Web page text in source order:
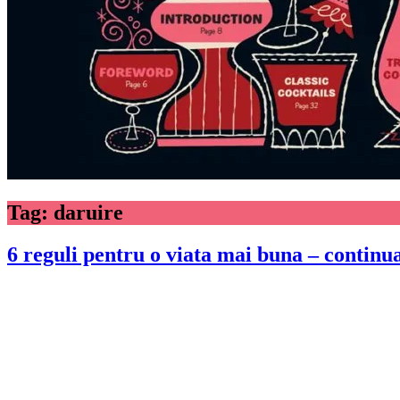
Tag: daruire
6 reguli pentru o viata mai buna –